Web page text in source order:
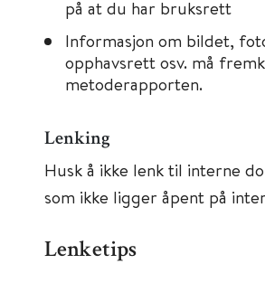
på at du har bruksrett
Informasjon om bildet,
opphavsrett osv. må
metoderapporten.
Lenking
Husk å ikke lenk til interne
som ikke ligger åpent på
Lenketips